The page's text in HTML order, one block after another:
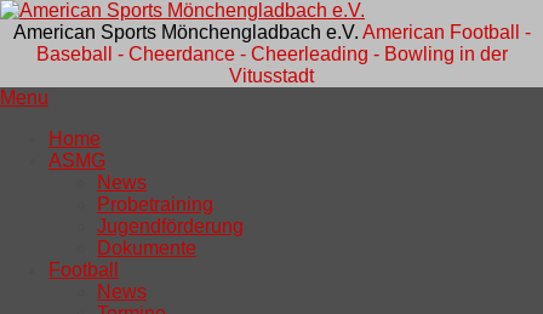
American Sports Mönchengladbach e.V. American Football -
Baseball - Cheerdance - Cheerleading - Bowling in der
Vitusstadt
Menu
Home
ASMG
News
Probetraining
Jugendförderung
Dokumente
Football
News